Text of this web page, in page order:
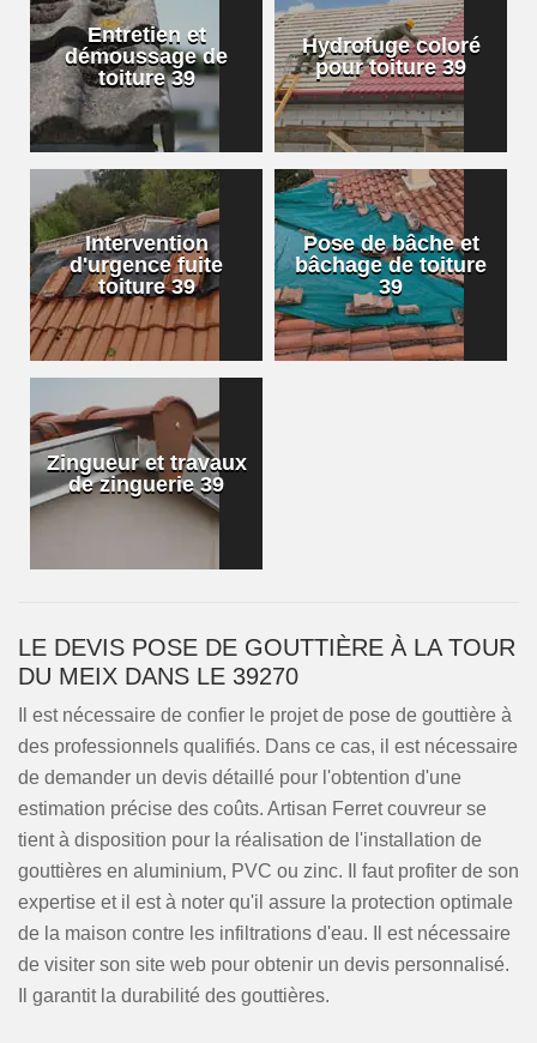
Entretien et
démoussage de
toiture 39
Hydrofuge coloré
pour toiture 39
Intervention
d'urgence fuite
toiture 39
Pose de bâche et
bâchage de toiture
39
Zingueur et travaux
de zinguerie 39
LE DEVIS POSE DE GOUTTIÈRE À LA TOUR
DU MEIX DANS LE 39270
Il est nécessaire de confier le projet de pose de gouttière à
des professionnels qualifiés. Dans ce cas, il est nécessaire
de demander un devis détaillé pour l'obtention d'une
estimation précise des coûts. Artisan Ferret couvreur se
tient à disposition pour la réalisation de l'installation de
gouttières en aluminium, PVC ou zinc. Il faut profiter de son
expertise et il est à noter qu'il assure la protection optimale
de la maison contre les infiltrations d'eau. Il est nécessaire
de visiter son site web pour obtenir un devis personnalisé.
Il garantit la durabilité des gouttières.